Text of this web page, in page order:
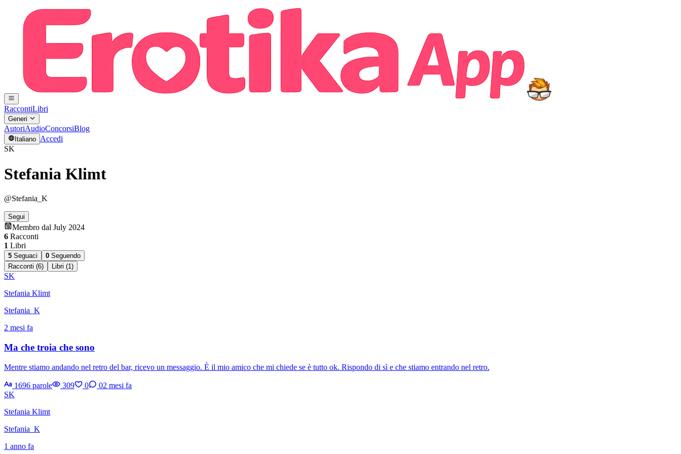
RaccontiLibri
Generi
AutoriAudioConcorsiBlog
Italiano Accedi
SK
Stefania Klimt
@Stefania_K
Segui
Membro dal July 2024
6 Racconti
1 Libri
5 Seguaci 0 Seguendo
Racconti (6)
Libri (1)
SK
Stefania Klimt
Stefania_K
2 mesi fa
Ma che troia che sono
Mentre stiamo andando nel retro del bar, ricevo un messaggio. È il mio amico che mi chiede se è tutto ok. Rispondo di sì e che stiamo entrando nel retro.
1696 parole 309 0 02 mesi fa
SK
Stefania Klimt
Stefania_K
1 anno fa